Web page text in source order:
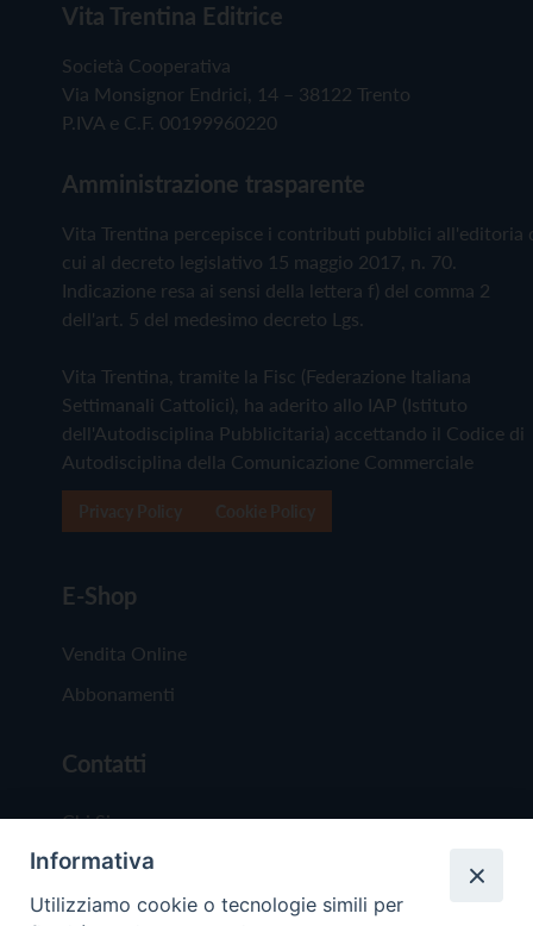
Vita Trentina Editrice
Società Cooperativa
Via Monsignor Endrici, 14 – 38122 Trento
P.IVA e C.F. 00199960220
Amministrazione trasparente
Vita Trentina percepisce i contributi pubblici all'editoria
cui al decreto legislativo 15 maggio 2017, n. 70.
Indicazione resa ai sensi della lettera f) del comma 2
dell'art. 5 del medesimo decreto Lgs.
Vita Trentina, tramite la Fisc (Federazione Italiana
Settimanali Cattolici), ha aderito allo IAP (Istituto
dell'Autodisciplina Pubblicitaria) accettando il Codice di
Autodisciplina della Comunicazione Commerciale
E-Shop
Vendita Online
Abbonamenti
Contatti
Chi Siamo
Redazione
Scrivici
Informativa
Utilizziamo cookie o tecnologie simili per